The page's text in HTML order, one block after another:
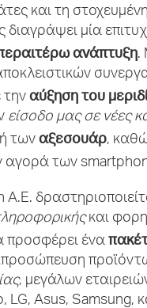
και τη στοχευμένη
μία
ανάπτυξη.
την αύξηση του
είσοδο μας σε νέες
των αξεσουάρ,
αγορά των
και
προσφέρει ένα
, μεγάλων
Asus, Samsung,